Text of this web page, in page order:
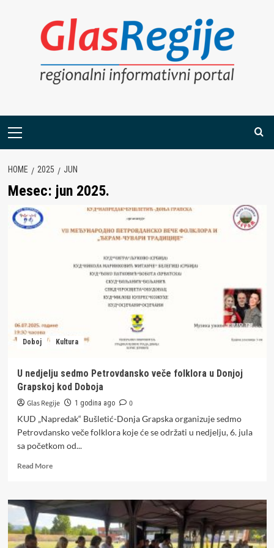
Primary
HOME 2025 JUN
Mesec: jun 2025.
Doboj Kultura
U nedjelju sedmo Petrovdansko veče folklora u Donjoj
Grapskoj kod Doboja
Glas Regije 1 godina ago
0
KUD „Napredak“ Bušletić-Donja Grapska organizuje sedmo
Petrovdansko veče folklora koje će se održati u nedjelju, 6. jula
sa početkom od...
Read MoreRead
U
nedjelju
sedmo
Petrovdansko
veče